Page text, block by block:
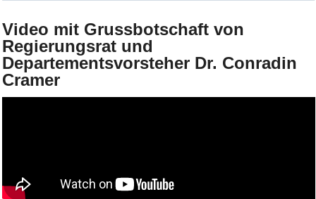
Video mit Grussbotschaft von
Regierungsrat und
Departementsvorsteher Dr. Conradin
Cramer